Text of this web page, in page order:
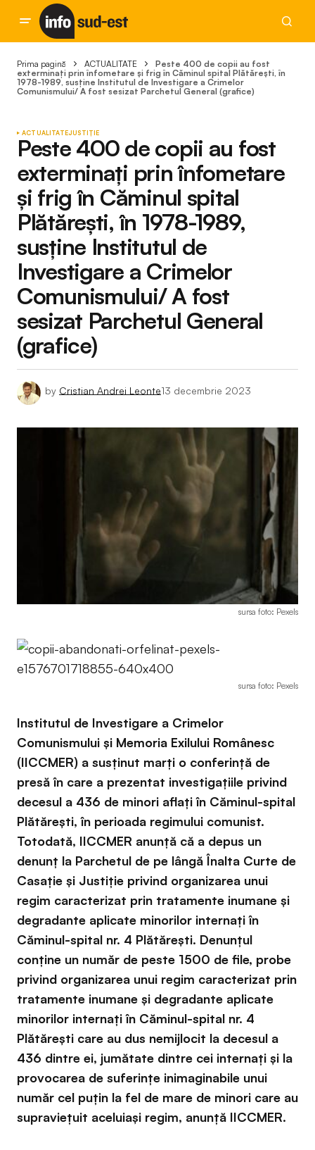
Prima pagină ACTUALITATE
Peste 400 de copii au fost
exterminați prin înfometare și frig în Căminul spital Plătărești, în
1978-1989, susține Institutul de Investigare a Crimelor
Comunismului/ A fost sesizat Parchetul General (grafice)
ACTUALITATEJUSTIȚIE
Peste 400 de copii au fost
exterminați prin înfometare
și frig în Căminul spital
Plătărești, în 1978-1989,
susține Institutul de
Investigare a Crimelor
Comunismului/ A fost
sesizat Parchetul General
(grafice)
by Cristian Andrei Leonte13 decembrie 2023
sursa foto: Pexels
sursa foto: Pexels
Institutul de Investigare a Crimelor
Comunismului și Memoria Exilului Românesc
(IICCMER) a susținut marți o conferință de
presă în care a prezentat investigațiile privind
decesul a 436 de minori aflați în Căminul-spital
Plătărești, în perioada regimului comunist.
Totodată, IICCMER anunță că a depus un
denunţ la Parchetul de pe lângă Înalta Curte de
Casație și Justiție privind organizarea unui
regim caracterizat prin tratamente inumane și
degradante aplicate minorilor internați în
Căminul-spital nr. 4 Plătărești. Denunțul
conţine un număr de peste 1500 de file, probe
privind organizarea unui regim caracterizat prin
tratamente inumane și degradante aplicate
minorilor internați în Căminul-spital nr. 4
Plătărești care au dus nemijlocit la decesul a
436 dintre ei, jumătate dintre cei internaţi şi la
provocarea de suferințe inimaginabile unui
număr cel puțin la fel de mare de minori care au
supraviețuit aceluiași regim, anunță IICCMER.